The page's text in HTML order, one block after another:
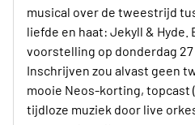
musical over de tweestrijd
liefde en haat: Jekyll & Hyde.
voorstelling op donderdag 27
Inschrijven zou alvast geen
mooie Neos-korting, topcast
tijdloze muziek door live